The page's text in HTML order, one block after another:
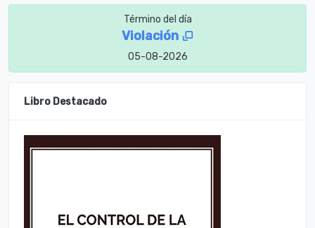
Término del día
Violación
05-08-2026
Libro Destacado